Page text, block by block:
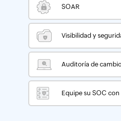
SOAR
Visibilidad y
Auditoría de
Equipe su SOC con